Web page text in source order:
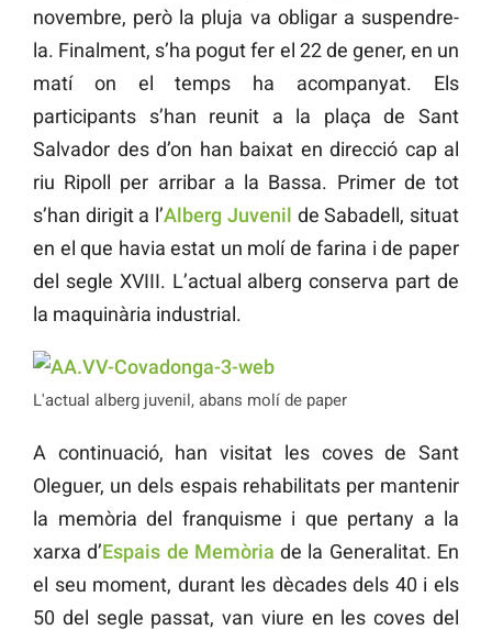
novembre, però la pluja va obligar a suspendre-
la. Finalment, s’ha pogut fer el 22 de gener, en un
matí on el temps ha acompanyat. Els
participants s’han reunit a la plaça de Sant
Salvador des d’on han baixat en direcció cap al
riu Ripoll per arribar a la Bassa. Primer de tot
s’han dirigit a l’Alberg Juvenil de Sabadell, situat
en el que havia estat un molí de farina i de paper
del segle XVIII. L’actual alberg conserva part de
la maquinària industrial.
L'actual alberg juvenil, abans molí de paper
A continuació, han visitat les coves de Sant
Oleguer, un dels espais rehabilitats per mantenir
la memòria del franquisme i que pertany a la
xarxa d’Espais de Memòria de la Generalitat. En
el seu moment, durant les dècades dels 40 i els
50 del segle passat, van viure en les coves del